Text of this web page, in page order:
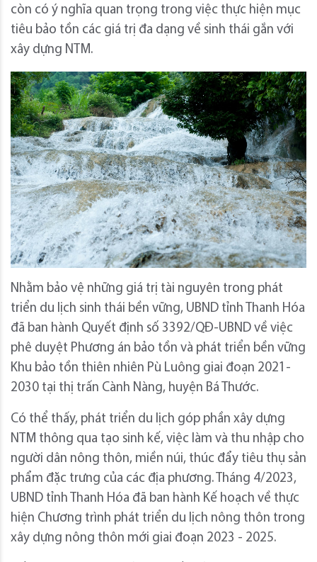
còn có ý nghĩa quan trọng trong việc thực hiện mục
tiêu bảo tồn các giá trị đa dạng về sinh thái gắn với
xây dựng NTM.
Nhằm bảo vệ những giá trị tài nguyên trong phát
triển du lịch sinh thái bền vững, UBND tỉnh Thanh Hóa
đã ban hành Quyết định số 3392/QĐ-UBND về việc
phê duyệt Phương án bảo tồn và phát triển bền vững
Khu bảo tồn thiên nhiên Pù Luông giai đoạn 2021-
2030 tại thị trấn Cành Nàng, huyện Bá Thước.
Có thể thấy, phát triển du lịch góp phần xây dựng
NTM thông qua tạo sinh kế, việc làm và thu nhập cho
người dân nông thôn, miền núi, thúc đẩy tiêu thụ sản
phẩm đặc trưng của các địa phương. Tháng 4/2023,
UBND tỉnh Thanh Hóa đã ban hành Kế hoạch về thực
hiện Chương trình phát triển du lịch nông thôn trong
xây dựng nông thôn mới giai đoạn 2023 - 2025.